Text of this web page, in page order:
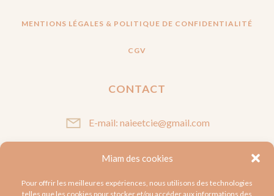
Miam des cookies
Pour offrir les meilleures expériences, nous utilisons des technologies
telles que les cookies pour stocker et/ou accéder aux informations des
MENTIONS LÉGALES & POLITIQUE DE CONFIDENTIALITÉ
CGV
CONTACT
E-mail: naieetcie@gmail.com